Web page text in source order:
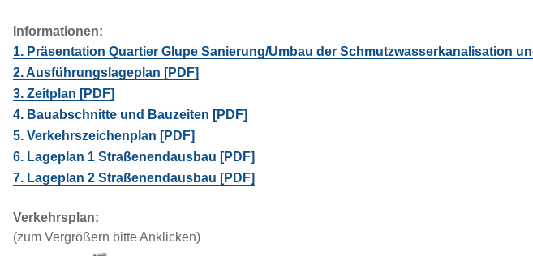
Informationen:
1. Präsentation Quartier Glupe Sanierung/Umbau der Schmutzwasserkanalisation
2. Ausführungslageplan [PDF]
3. Zeitplan [PDF]
4. Bauabschnitte und Bauzeiten [PDF]
5. Verkehrszeichenplan [PDF]
6. Lageplan 1 Straßenendausbau [PDF]
7. Lageplan 2 Straßenendausbau [PDF]
Verkehrsplan:
(zum Vergrößern bitte Anklicken)